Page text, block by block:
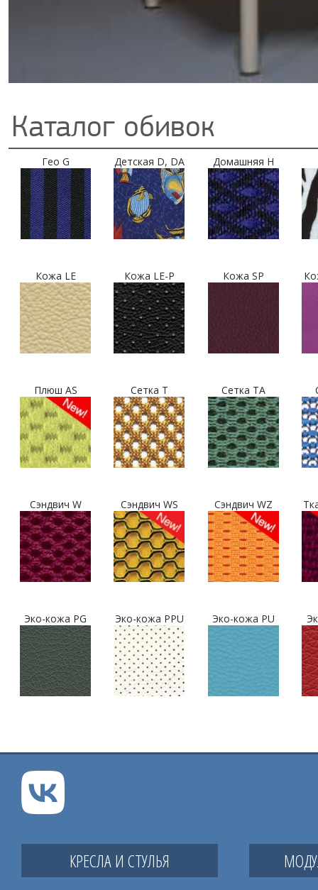
Каталог обивок
Гео G Детская D, DA Домашняя H
Кожа LE Кожа LE-P Кожа SP
Плюш AS Сетка T Сетка TA
Сэндвич W Сэндвич WS Сэндвич WZ
Эко-кожа PG Эко-кожа PPU Эко-кожа PU
КРЕСЛА И СТУЛЬЯ